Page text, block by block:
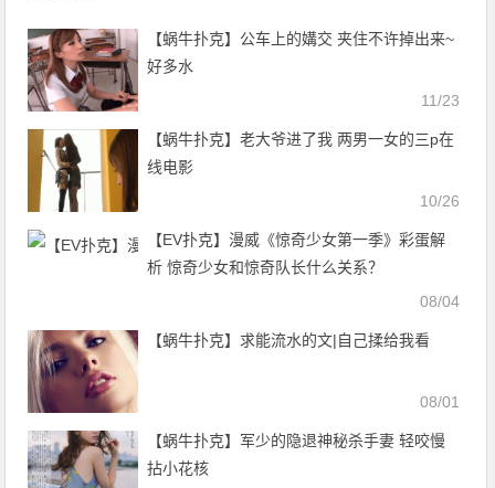
【蜗牛扑克】公车上的媾交 夹住不许掉出来~
好多水
11/23
【蜗牛扑克】老大爷进了我 两男一女的三p在
线电影
10/26
【EV扑克】漫威《惊奇少女第一季》彩蛋解
析 惊奇少女和惊奇队长什么关系？
08/04
【蜗牛扑克】求能流水的文|自己揉给我看
08/01
【蜗牛扑克】军少的隐退神秘杀手妻 轻咬慢
拈小花核